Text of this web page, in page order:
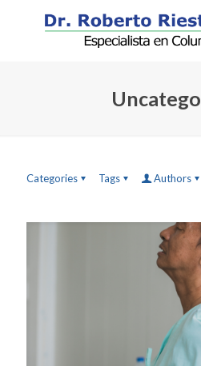
Categories Tags Authors